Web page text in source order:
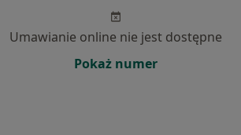
Umawianie online nie jest dostępne
Pokaż numer